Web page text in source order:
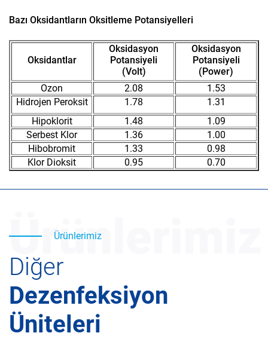
Bazı Oksidantların Oksitleme Potansiyelleri
Oksidantlar
Oksidasyon
Potansiyeli
(Volt)
Oksidasyon
Potansiyeli
(Power)
Ozon
2.08
1.53
Hidrojen Peroksit
1.78
1.31
Hipoklorit
1.48
1.09
Serbest Klor
1.36
1.00
Hibobromit
1.33
0.98
Klor Dioksit
0.95 0.70
Ürünlerimiz
Ürünlerimiz
Diğer
Dezenfeksiyon
Üniteleri